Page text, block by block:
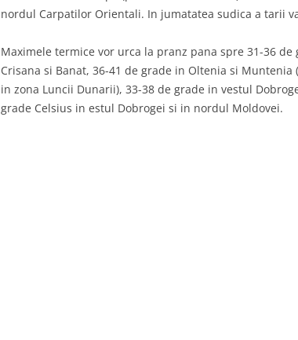
nordul Carpatilor Orientali. In jumatatea sudica a tarii
Maximele termice vor urca la pranz pana spre 31-36
Crisana si Banat, 36-41 de grade in Oltenia si
in zona Luncii Dunarii), 33-38 de grade in vestul
grade Celsius in estul Dobrogei si in nordul Moldovei.